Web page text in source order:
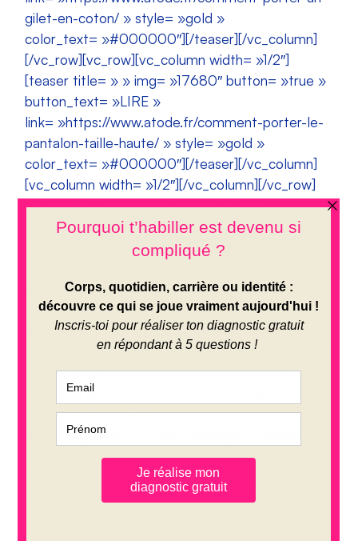
gilet-en-coton/ » style= »gold »
color_text= »#000000″][/teaser][/vc_column]
[/vc_row][vc_row][vc_column width= »1/2″]
[teaser title= » » img= »17680″ button= »true »
button_text= »LIRE »
link= »https://www.atode.fr/comment-porter-le-
pantalon-taille-haute/ » style= »gold »
color_text= »#000000″][/teaser][/vc_column]
[vc_column width= »1/2″][/vc_column][/vc_row]
[vc_row][vc_column][vc_empty_space]
[vc_text_separator title= »DECOUVREZ LA
MARQUE ATODE »][vc_empty_space]
width= »1/2″][teaser title= » » img= »16347″
button= »true » button_text= »LIRE »
link= »https://www.atode.fr/marque-ethique-2/ »
style= »gold » color_text= »#000000″][/teaser]
[/vc_column][vc_column width= »1/2″][teaser
title= » » img= »16344″ button= »true »
button_text= »LIRE »
link= »https://www.atode.fr/marque-ethique-
2/fabrication-francaise/ » style= »gold »
color_text= »#000000″][/teaser][/vc_column]